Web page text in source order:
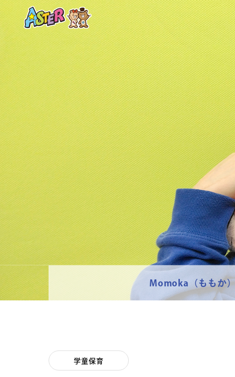
Momoka（ももか）
学童保育